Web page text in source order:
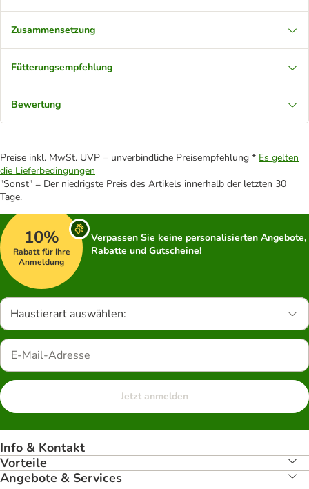
Zusammensetzung
Fütterungsempfehlung
Bewertung
Preise inkl. MwSt. UVP = unverbindliche Preisempfehlung * Es gelten
die Lieferbedingungen
"Sonst" = Der niedrigste Preis des Artikels innerhalb der letzten 30
Tage.
10%
Rabatt für Ihre
Anmeldung
Verpassen Sie keine personalisierten Angebote,
Rabatte und Gutscheine!
Haustierart auswählen:
Jetzt anmelden
Info & Kontakt
Vorteile
Angebote & Services